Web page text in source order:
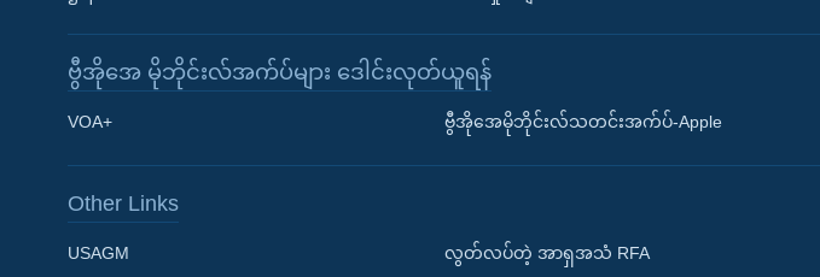
Learning English
ဗွီအိုအေ မိုဘိုင်းလ်အက်ပ်များ ဒေါင်းလုတ်ယူရန်
VOA+ ဗွီအိုအေမိုဘိုင်းလ်သတင်းအက်ပ်-Apple
Other Links
USAGM လွတ်လပ်တဲ့ အာရှအသံ RFA